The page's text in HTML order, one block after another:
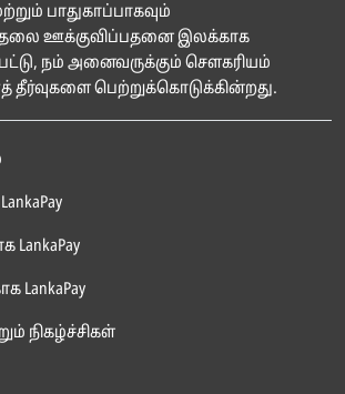
பாதுகாப்பாகவும்
ஊக்குவிப்பதனை இலக்காக
நம் அனைவருக்கும் சௌகரியம்
தீர்வுகளை பெற்றுக்கொடுக்கின்றது.
LankaPay
நிகழ்ச்சிகள்